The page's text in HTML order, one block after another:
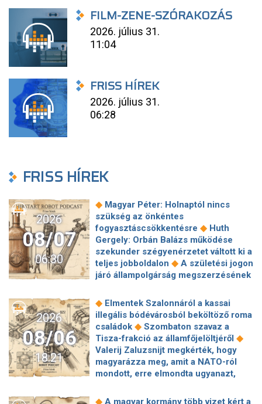
FILM-ZENE-SZÓRAKOZÁS
2026. július 31.
11:04
FRISS HÍREK
2026. július 31.
06:28
FRISS HÍREK
2026
08/07
06:30
◆ Magyar Péter: Holnaptól nincs
szükség az önkéntes
fogyasztáscsökkentésre ◆ Huth
Gergely: Orbán Balázs működése
szekunder szégyenérzetet váltott ki a
teljes jobboldalon ◆ A születési jogon
járó állampolgárság megszerzésének
Donald Trump
◆ „Kevésen múlt a
katasztrófa” – szintet léphetett az
orosz hibrid hadviselés ◆
Ákos: Vagyonkezelés közérdekből: mi
jön a kekvák után? ◆ Térképen, ahogy
hajnalban elérte Magyarország
határát a hidegfront ◆ A forintot is
megütheti az aszály ◆ Szombaton
2026
08/06
18:21
◆ Elmentek Szalonnáról a kassai
illegális bódévárosból beköltöző roma
családok ◆ Szombaton szavaz a
Tisza-frakció az államfőjelöltjéről ◆
Valerij Zaluzsnijt megkérték, hogy
magyarázza meg, amit a NATO-ról
mondott, erre elmondta ugyanazt,
kötött szerződéseket a HM cége a
◆ A magyar kormány több vizet kért a